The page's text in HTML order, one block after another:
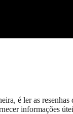
é ler as resenhas
informações